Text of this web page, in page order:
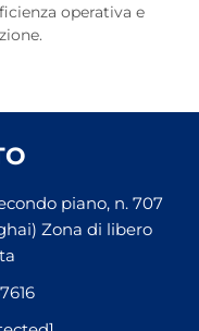
operativa e
piano, n. 707
Zona di libero